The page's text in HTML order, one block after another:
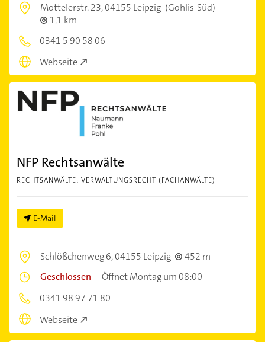
Mottelerstr. 23,04155 Leipzig (Gohlis-Süd)
1,1 km
0341 5 90 58 06
Webseite
NFP Rechtsanwälte
RECHTSANWÄLTE: VERWALTUNGSRECHT (FACHANWÄLTE)
E-Mail
Schlößchenweg 6,04155 Leipzig
452 m
Geschlossen –Öffnet Montag um 08:00
0341 98 97 71 80
Webseite